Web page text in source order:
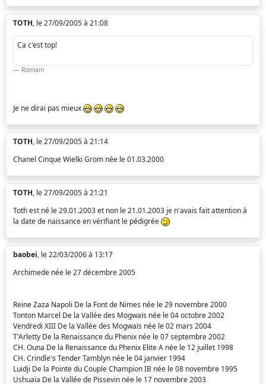
TOTH, le 27/09/2005 à 21:08
Ca c'est top!
Romain
Je ne dirai pas mieux
TOTH, le 27/09/2005 à 21:14
Chanel Cinque Wielki Grom née le 01.03.2000
TOTH, le 27/09/2005 à 21:21
Toth est né le 29.01.2003 et non le 21.01.2003 je n'avais fait attention à
la date de naissance en vérifiant le pédigrée
baobei, le 22/03/2006 à 13:17
Archimede née le 27 décembre 2005
Reine Zaza Napoli De la Font de Nimes née le 29 novembre 2000
Tonton Marcel De la Vallée des Mogwaïs née le 04 octobre 2002
Vendredi XIII De la Vallée des Mogwaïs née le 02 mars 2004
T'Arletty De la Renaissance du Phenix née le 07 septembre 2002
CH. Ouna De la Renaissance du Phenix Elite A née le 12 juillet 1998
CH. Crindle's Tender Tamblyn née le 04 janvier 1994
Luidji De la Pointe du Couple Champion IB née le 08 novembre 1995
Ushuaïa De la Vallée de Pissevin née le 17 novembre 2003